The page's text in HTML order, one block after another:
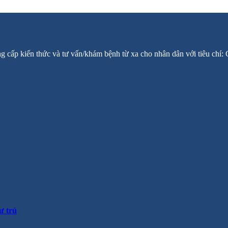
cấp kiến thức và tư vấn/khám bệnh từ xa cho nhân dân với tiêu
trú